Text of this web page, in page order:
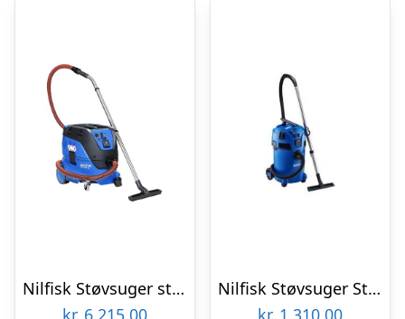
Nilfisk Støvsuger støv/vådsuger attix 33-2h pc prof
kr. 6.215,00
Nilfisk Støvsuger Støv/vådsuger multi ii 30 t hobby
kr. 1.310,00